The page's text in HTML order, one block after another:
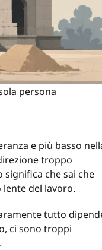
persona
e più basso
troppo
significa che sai che
del lavoro.
tutto
ci sono troppi